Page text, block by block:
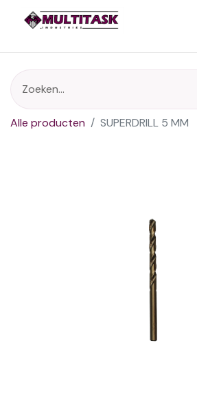
Alle producten SUPERDRILL 5 MM